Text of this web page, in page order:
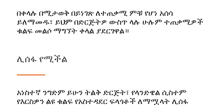
በቀላሉ በሚታወቅ በይነገጽ ለተጠቃሚ ምቹ የሆነ አሰሳ
ይለማመዱ፣ ይህም በድርጅትዎ ውስጥ ላሉ ሁሉም ተጠቃሚዎች
ቁልፍ መልሶ ማግኘት ቀላል ያደርገዋል።
ሊሰፋ የሚችል
አነስተኛ ንግድም ይሁን ትልቅ ድርጅት፣ የላንድዌል ሲስተም
የእርስዎን ልዩ ቁልፍ የአስተዳደር ፍላጎቶች ለማሟላት ሊሰፋ